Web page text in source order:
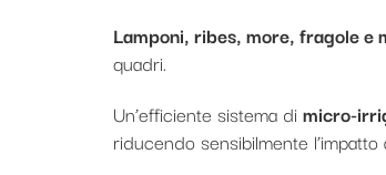
Lamponi, ribes, more, fragole e
quadri.
Un’efficiente sistema di micro-
riducendo sensibilmente